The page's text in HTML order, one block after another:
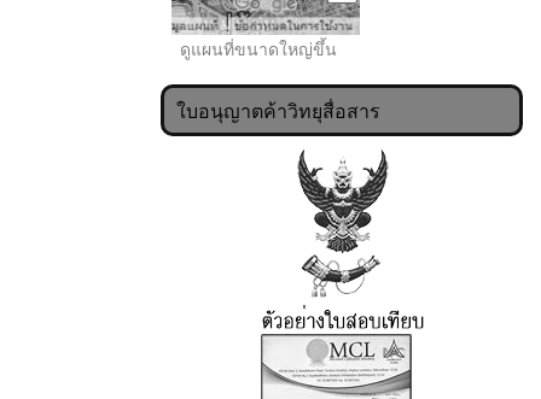
ดูแผนที่ขนาดใหญ่ขึ้น
ใบอนุญาตค้าวิทยุสื่อสาร